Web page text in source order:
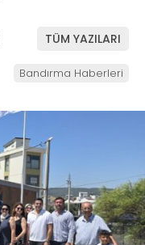
TÜM YAZILARI
Bandırma Haberleri